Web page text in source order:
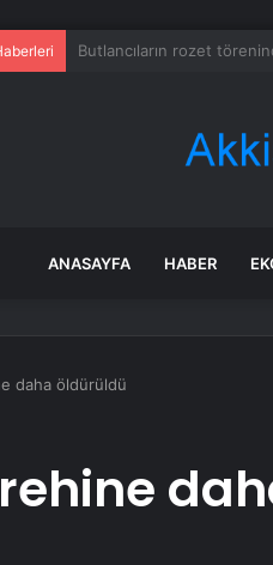
Bu şehirde kuşlar
ANASAYFA HABER
daha öldürüldü